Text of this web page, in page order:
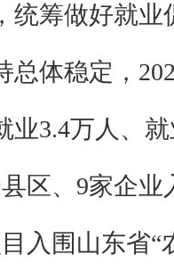
统筹做好就
总体稳定，
业3.4万人、
区、9家企
入围山东省